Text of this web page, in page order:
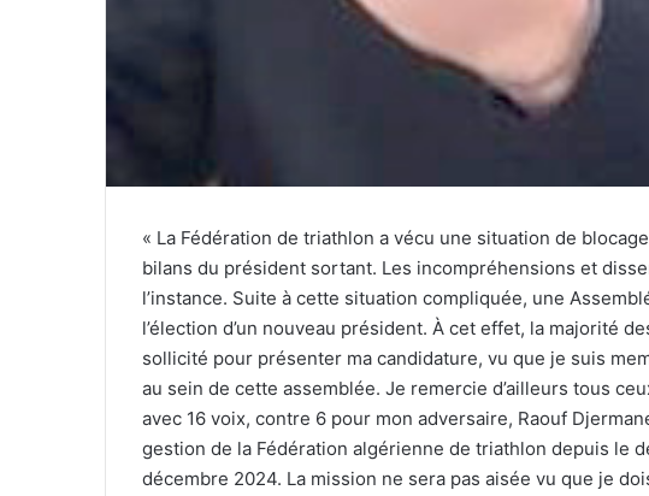
« La Fédération de triathlon a vécu une situation de
bilans du président sortant. Les incompréhensions et
l’instance. Suite à cette situation compliquée, une
l’élection d’un nouveau président. À cet effet, la majorité
sollicité pour présenter ma candidature, vu que je suis
au sein de cette assemblée. Je remercie d’ailleurs tous
avec 16 voix, contre 6 pour mon adversaire, Raouf
gestion de la Fédération algérienne de triathlon depuis le
décembre 2024. La mission ne sera pas aisée vu que je